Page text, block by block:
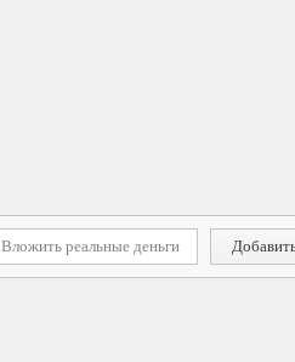
Вложить реальные деньги